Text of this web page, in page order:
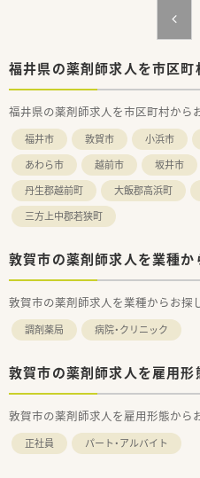
福井県の薬剤師求人を市区町
福井県の薬剤師求人を市区町村から
福井市 敦賀市 小浜市
あわら市
越前市 坂井市
丹生郡越前町
大飯郡高浜町
三方上中郡若狭町
敦賀市の薬剤師求人を業種か
敦賀市の薬剤師求人を業種からお探
調剤薬局 病院・クリニック
敦賀市の薬剤師求人を雇用形
敦賀市の薬剤師求人を雇用形態から
正社員 パート・アルバイト